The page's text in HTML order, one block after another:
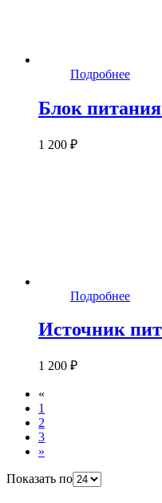
Подробнее
Блок питания
1 200 ₽
Подробнее
Источник
1 200 ₽
«
1
2
3
»
Показать по